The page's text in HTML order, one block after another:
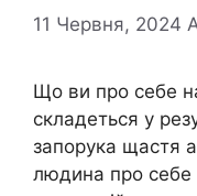
11 Червня, 2024
Що ви про себе
складеться у
запорука щастя
людина про себе